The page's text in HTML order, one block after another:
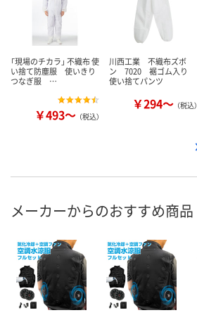
「現場のチカラ」 不織布 使
い捨て防塵服 使いきり
つなぎ服 …
￥493～ （税込）
川西工業 不織布ズボ
ン 7020 裾ゴム入り
使い捨てパンツ
￥294～ （税込）
メーカーからのおすすめ商品